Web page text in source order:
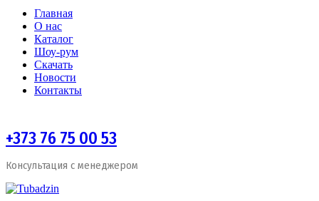
Главная
О нас
Каталог
Шоу-рум
Скачать
Новости
Контакты
+373 76 75 00 53
Консультация с менеджером